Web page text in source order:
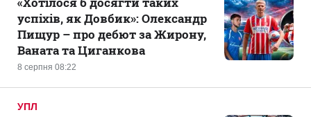
8 серпня 08:22
успіхів, як Довбик»: Олександр
Пищур – про дебют за Жирону,
Ваната та Циганкова
УПЛ